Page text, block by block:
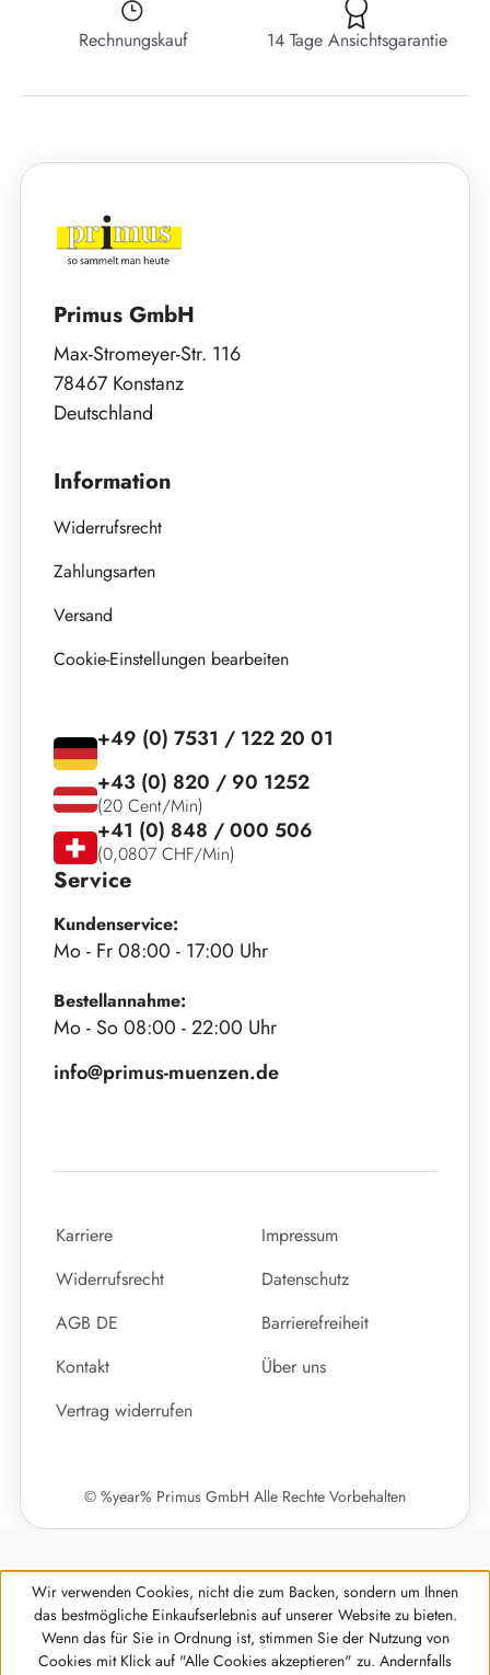
Rechnungskauf 14 Tage Ansichtsgarantie
Primus GmbH
Max-Stromeyer-Str. 116
78467 Konstanz
Deutschland
Information
Widerrufsrecht
Zahlungsarten
Versand
Cookie-Einstellungen bearbeiten
Service
Kundenservice:
Mo - Fr 08:00 - 17:00 Uhr
Bestellannahme:
Mo - So 08:00 - 22:00 Uhr
info@primus-muenzen.de
+49 (0) 7531 / 122 20 01
+43 (0) 820 / 90 1252
(20 Cent/Min)
+41 (0) 848 / 000 506
(0,0807 CHF/Min)
Karriere
Impressum
Widerrufsrecht
Datenschutz
AGB DE
Barrierefreiheit
Kontakt
Über uns
Vertrag widerrufen
© %year% Primus GmbH Alle Rechte Vorbehalten
Wir verwenden Cookies, nicht die zum Backen, sondern um Ihnen
das bestmögliche Einkaufserlebnis auf unserer Website zu bieten.
Wenn das für Sie in Ordnung ist, stimmen Sie der Nutzung von
Cookies mit Klick auf "Alle Cookies akzeptieren" zu. Andernfalls